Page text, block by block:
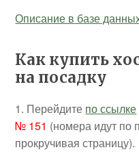
Описание в базе
Как купить
на посадку
1. Перейдите по ссылке
№ 151 (номера идут по
прокручивая страницу).